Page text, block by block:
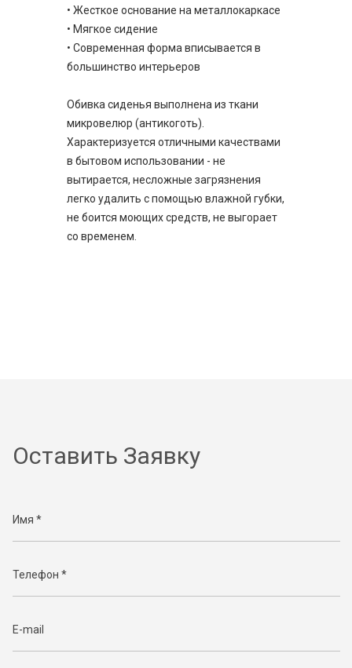
• Жесткое основание на металлокаркасе
• Мягкое сидение
• Современная форма вписывается в
большинство интерьеров
Обивка сиденья выполнена из ткани
микровелюр (антикоготь).
Характеризуется отличными качествами
в бытовом использовании - не
вытирается, несложные загрязнения
легко удалить с помощью влажной губки,
не боится моющих средств, не выгорает
со временем.
Оставить Заявку